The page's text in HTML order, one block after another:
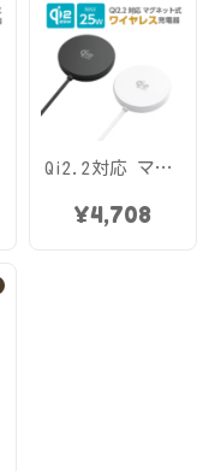
Qi2.2対応 マグネット式 MagSafe ワイヤレス充電器 最大25W出力 スタンド機能 USB-C直結ケーブルTWC65
¥4,708